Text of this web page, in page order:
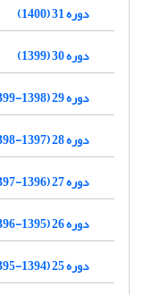
دوره 31 (1400)
دوره 30 (1399)
دوره 29 (1398-1399)
دوره 28 (1397-1398)
دوره 27 (1396-1397)
دوره 26 (1395-1396)
دوره 25 (1394-1395)